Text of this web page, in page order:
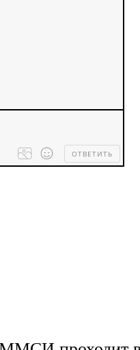
ОТВЕТИТЬ